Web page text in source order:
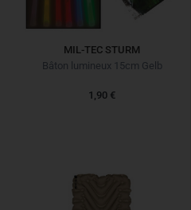
MIL-TEC STURM
Bâton lumineux 15cm Gelb
1,90 €